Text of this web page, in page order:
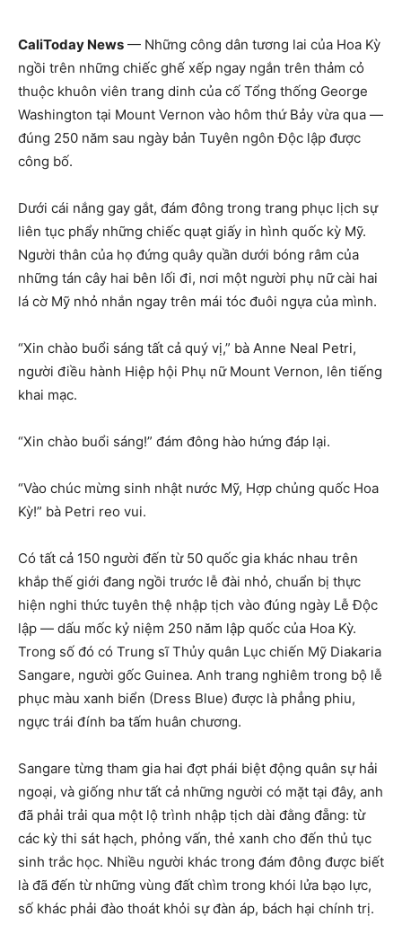
CaliToday News — Những công dân tương lai của Hoa Kỳ
ngồi trên những chiếc ghế xếp ngay ngắn trên thảm cỏ
thuộc khuôn viên trang dinh của cố Tổng thống George
Washington tại Mount Vernon vào hôm thứ Bảy vừa qua —
đúng 250 năm sau ngày bản Tuyên ngôn Độc lập được
công bố.
Dưới cái nắng gay gắt, đám đông trong trang phục lịch sự
liên tục phẩy những chiếc quạt giấy in hình quốc kỳ Mỹ.
Người thân của họ đứng quây quần dưới bóng râm của
những tán cây hai bên lối đi, nơi một người phụ nữ cài hai
lá cờ Mỹ nhỏ nhắn ngay trên mái tóc đuôi ngựa của mình.
“Xin chào buổi sáng tất cả quý vị,” bà Anne Neal Petri,
người điều hành Hiệp hội Phụ nữ Mount Vernon, lên tiếng
khai mạc.
“Xin chào buổi sáng!” đám đông hào hứng đáp lại.
“Vào chúc mừng sinh nhật nước Mỹ, Hợp chủng quốc Hoa
Kỳ!” bà Petri reo vui.
Có tất cả 150 người đến từ 50 quốc gia khác nhau trên
khắp thế giới đang ngồi trước lễ đài nhỏ, chuẩn bị thực
hiện nghi thức tuyên thệ nhập tịch vào đúng ngày Lễ Độc
lập — dấu mốc kỷ niệm 250 năm lập quốc của Hoa Kỳ.
Trong số đó có Trung sĩ Thủy quân Lục chiến Mỹ Diakaria
Sangare, người gốc Guinea. Anh trang nghiêm trong bộ lễ
phục màu xanh biển (Dress Blue) được là phẳng phiu,
ngực trái đính ba tấm huân chương.
Sangare từng tham gia hai đợt phái biệt động quân sự hải
ngoại, và giống như tất cả những người có mặt tại đây, anh
đã phải trải qua một lộ trình nhập tịch dài đằng đẵng: từ
các kỳ thi sát hạch, phỏng vấn, thẻ xanh cho đến thủ tục
sinh trắc học. Nhiều người khác trong đám đông được biết
là đã đến từ những vùng đất chìm trong khói lửa bạo lực,
số khác phải đào thoát khỏi sự đàn áp, bách hại chính trị.